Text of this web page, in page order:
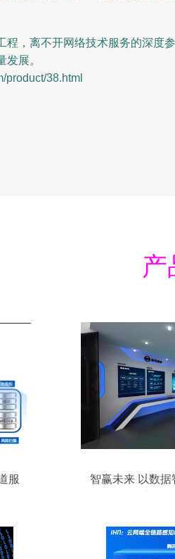
，离不开网络技术服务的深
展。
product/38.html
产
服
智赢未来 以数